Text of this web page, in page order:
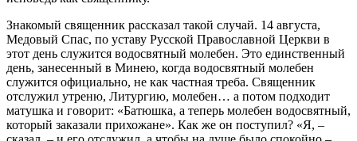
Знакомый священник рассказал такой случай. 14 августа,
Медовый Спас, по уставу Русской Православной Церкви в
этот день служится водосвятный молебен. Это единственный
день, занесенный в Минею, когда водосвятный молебен
служится официально, не как частная треба. Священник
отслужил утреню, Литургию, молебен… а потом подходит
матушка и говорит: «Батюшка, а теперь молебен водосвятный,
который заказали прихожане». Как же он поступил? «Я, –